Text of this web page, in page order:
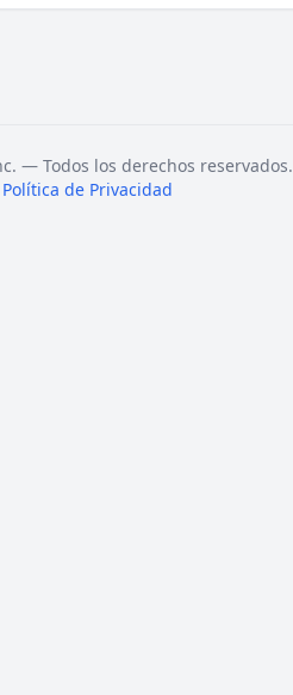
— Todos los derechos reservados.
Política de Privacidad